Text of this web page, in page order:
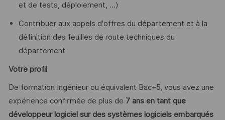
et de tests, déploiement, ...)
Contribuer aux appels d'offres du département et à la
définition des feuilles de route techniques du
département
Votre profil
De formation Ingénieur ou équivalent Bac+5, vous avez une
expérience confirmée de plus de 7 ans en tant que
développeur logiciel sur des systèmes logiciels embarqués